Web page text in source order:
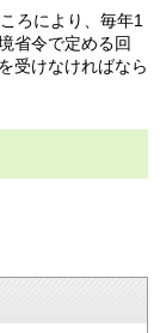
ろにより、毎年1
省令で定める回
受けなければなら